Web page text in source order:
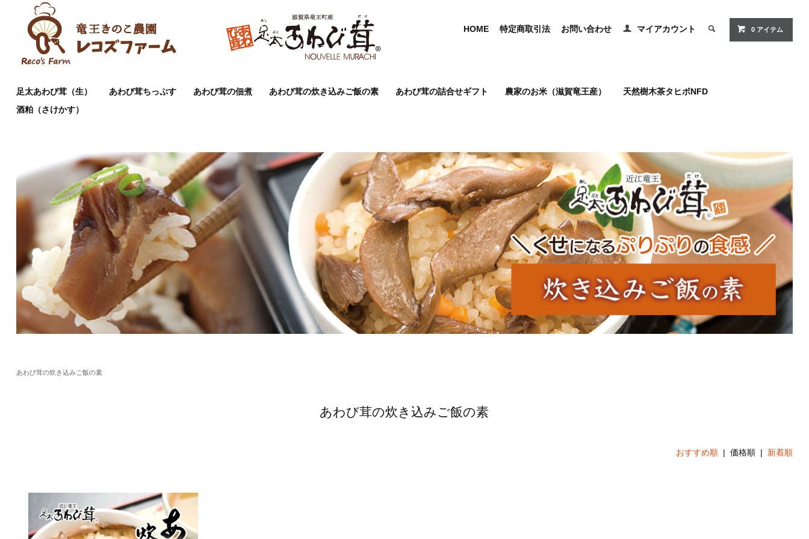
HOME 特定商取引法 お問い合わせ マイアカウント 0 アイテム
足太あわび茸（生） あわび茸ちっぷす あわび茸の佃煮 あわび茸の炊き込みご飯の素 あわび茸の詰合せギフト 農家のお米（滋賀竜王産）
天然樹木茶タヒボNFD
酒粕（さけかす）
あわび茸の炊き込みご飯の素
あわび茸の炊き込みご飯の素
おすすめ順 | 価格順 | 新着順